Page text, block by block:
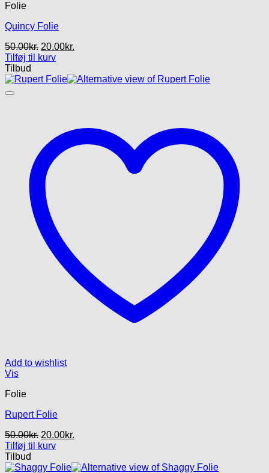
Folie
Quincy Folie
50.00kr. Den
oprindelige
var:
20.00kr.
er:
Tilføj til kurv
Tilbud
Add to wishlist
Vis
Folie
Rupert Folie
50.00kr. Den
oprindelige
var:
20.00kr.
er:
Tilføj til kurv
Tilbud